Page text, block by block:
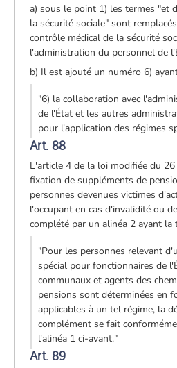
a) sous le point 1) les termes "et
la sécurité sociale" sont
contrôle médical de la sécurité
l'administration du personnel de
b) Il est ajouté un numéro 6)
"6) la collaboration avec
de l'État et les autres
pour l'application des régimes
Art. 88
L'article 4 de la loi modifiée du
fixation de suppléments de
personnes devenues victimes
l'occupant en cas d'invalidité ou
complété par un alinéa 2 ayant la
"Pour les personnes relevant
spécial pour fonctionnaires de
communaux et agents des
pensions sont déterminées en
applicables à un tel régime, la
complément se fait
l'alinéa 1 ci-avant."
Art. 89